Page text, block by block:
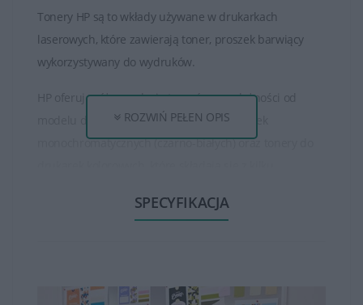
Tonery HP są to wkłady używane w drukarkach
laserowych, które zawierają toner, proszek barwiący
wykorzystywany do wydruków.
HP oferuje różne rodzaje tonerów, w zależności od
modelu drukarki. Istnieją tonery do drukarek
monochromatycznych (czarno-białych) oraz tonery do
Tonery HP są dostępne w różnych pojemnościach, od
standardowe, co jest korzystne dla osób, które drukują
ROZWIŃ PEŁEN OPIS
SPECYFIKACJA